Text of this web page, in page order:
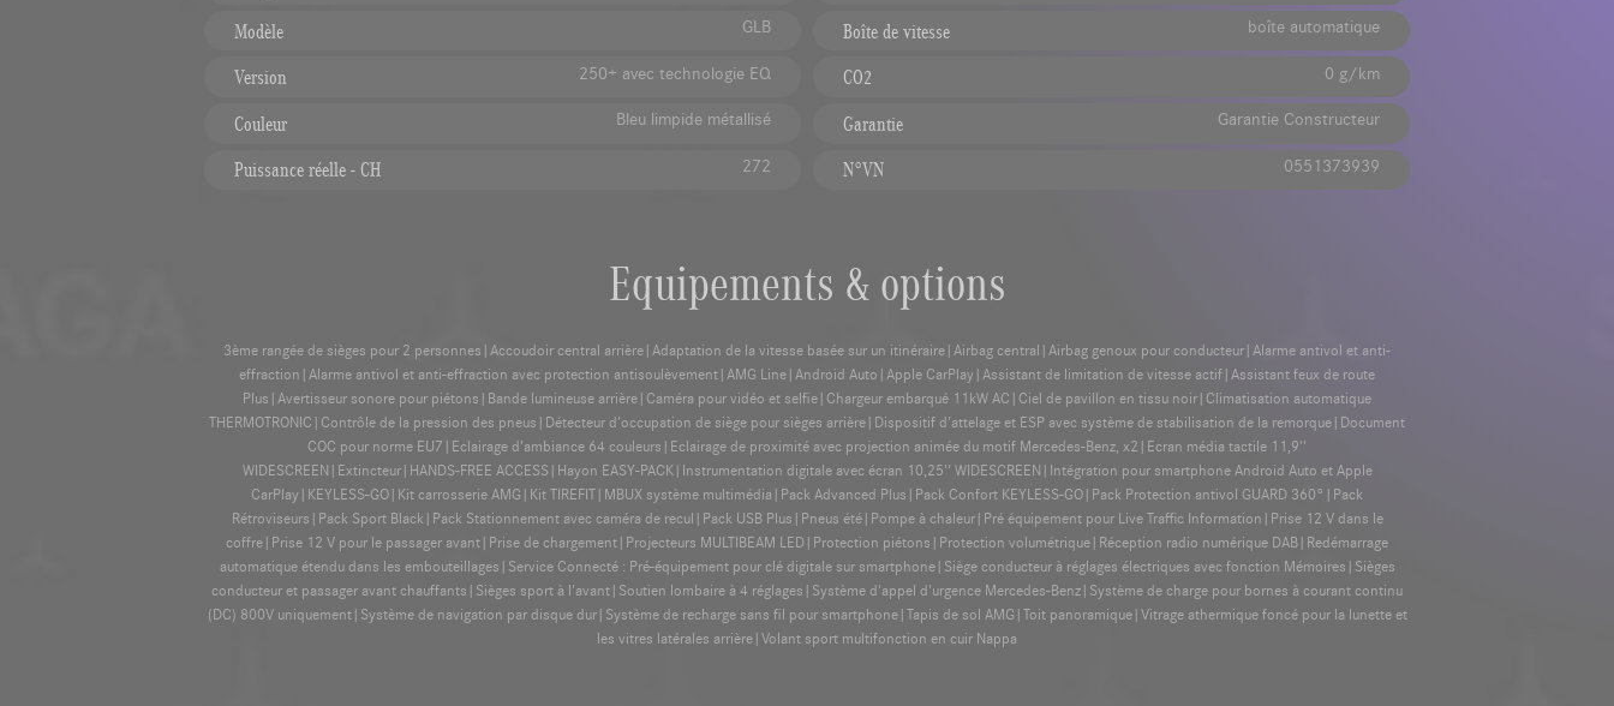
Modèle GLB
Version 250+ avec technologie EQ
Couleur Bleu limpide métallisé
Puissance réelle - CH 272
Boîte de vitesse boîte automatique
CO2 0 g/km
Garantie Garantie Constructeur
N°VN 0551373939
Equipements & options
3ème rangée de sièges pour 2 personnes|Accoudoir central arrière|Adaptation de la vitesse basée sur un itinéraire|Airbag central|Airbag genoux pour conducteur|Alarme antivol et anti-
effraction|Alarme antivol et anti-effraction avec protection antisoulèvement|AMG Line|Android Auto|Apple CarPlay|Assistant de limitation de vitesse actif|Assistant feux de route
Plus|Avertisseur sonore pour piétons|Bande lumineuse arrière|Caméra pour vidéo et selfie|Chargeur embarqué 11kW AC|Ciel de pavillon en tissu noir|Climatisation automatique
THERMOTRONIC|Contrôle de la pression des pneus|Détecteur d'occupation de siège pour sièges arrière|Dispositif d'attelage et ESP avec système de stabilisation de la remorque|Document
COC pour norme EU7|Eclairage d’ambiance 64 couleurs|Eclairage de proximité avec projection animée du motif Mercedes-Benz, x2|Ecran média tactile 11,9''
WIDESCREEN|Extincteur|HANDS-FREE ACCESS|Hayon EASY-PACK|Instrumentation digitale avec écran 10,25'' WIDESCREEN|Intégration pour smartphone Android Auto et Apple
CarPlay|KEYLESS-GO|Kit carrosserie AMG|Kit TIREFIT|MBUX système multimédia|Pack Advanced Plus|Pack Confort KEYLESS-GO|Pack Protection antivol GUARD 360°|Pack
Rétroviseurs|Pack Sport Black|Pack Stationnement avec caméra de recul|Pack USB Plus|Pneus été|Pompe à chaleur|Pré équipement pour Live Traffic Information|Prise 12 V dans le
coffre|Prise 12 V pour le passager avant|Prise de chargement|Projecteurs MULTIBEAM LED|Protection piétons|Protection volumétrique|Réception radio numérique DAB|Redémarrage
automatique étendu dans les embouteillages|Service Connecté : Pré-équipement pour clé digitale sur smartphone|Siège conducteur à réglages électriques avec fonction Mémoires|Sièges
conducteur et passager avant chauffants|Sièges sport à l'avant|Soutien lombaire à 4 réglages|Système d'appel d'urgence Mercedes-Benz|Système de charge pour bornes à courant continu
(DC) 800V uniquement|Système de navigation par disque dur|Système de recharge sans fil pour smartphone|Tapis de sol AMG|Toit panoramique|Vitrage athermique foncé pour la lunette et
les vitres latérales arrière|Volant sport multifonction en cuir Nappa